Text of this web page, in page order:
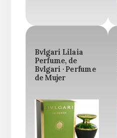
Bvlgari Lilaia
Perfume, de
Bvlgari · Perfume
de Mujer